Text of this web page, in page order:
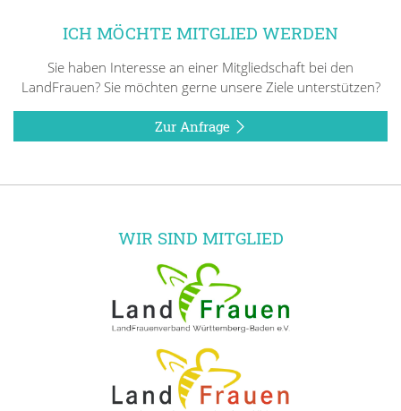
ICH MÖCHTE MITGLIED WERDEN
Sie haben Interesse an einer Mitgliedschaft bei den
LandFrauen? Sie möchten gerne unsere Ziele unterstützen?
Zur Anfrage
WIR SIND MITGLIED